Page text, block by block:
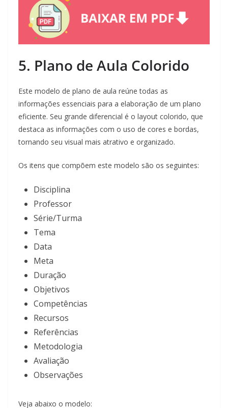
5. Plano de Aula Colorido
Este modelo de plano de aula reúne todas as
informações essenciais para a elaboração de um plano
eficiente. Seu grande diferencial é o layout colorido, que
destaca as informações com o uso de cores e bordas,
tornando seu visual mais atrativo e organizado.
Os itens que compõem este modelo são os seguintes:
Disciplina
Professor
Série/Turma
Tema
Data
Meta
Duração
Objetivos
Competências
Recursos
Referências
Metodologia
Avaliação
Observações
Veja abaixo o modelo: